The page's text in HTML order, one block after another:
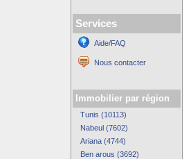
Services
Aide/FAQ
Nous contacter
Immobilier par région
Tunis (10113)
Nabeul (7602)
Ariana (4744)
Ben arous (3692)